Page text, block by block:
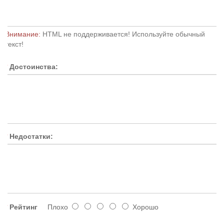
Внимание: HTML не поддерживается! Используйте обычный
текст!
Достоинства:
Недостатки:
Рейтинг Плохо Хорошо